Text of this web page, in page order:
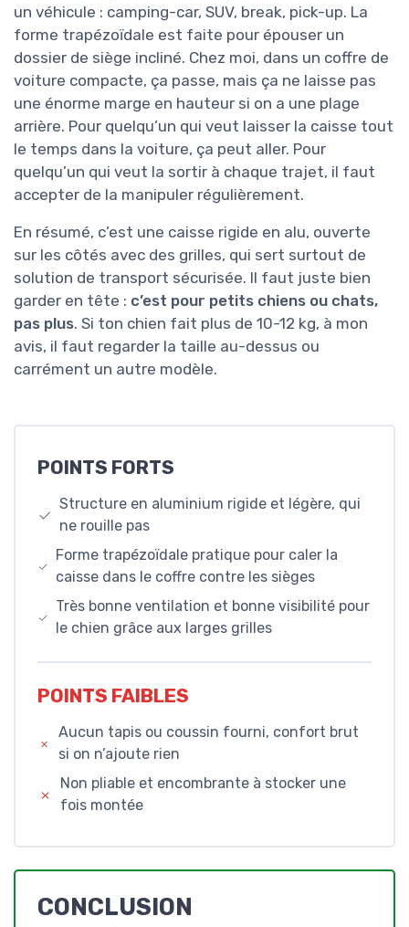
un véhicule : camping-car, SUV, break, pick-up. La
forme trapézoïdale est faite pour épouser un
dossier de siège incliné. Chez moi, dans un coffre de
voiture compacte, ça passe, mais ça ne laisse pas
une énorme marge en hauteur si on a une plage
arrière. Pour quelqu’un qui veut laisser la caisse tout
le temps dans la voiture, ça peut aller. Pour
quelqu’un qui veut la sortir à chaque trajet, il faut
accepter de la manipuler régulièrement.
En résumé, c’est une caisse rigide en alu, ouverte
sur les côtés avec des grilles, qui sert surtout de
solution de transport sécurisée. Il faut juste bien
garder en tête : c’est pour petits chiens ou chats,
pas plus. Si ton chien fait plus de 10-12 kg, à mon
avis, il faut regarder la taille au-dessus ou
carrément un autre modèle.
POINTS FORTS
Structure en aluminium rigide et légère, qui
ne rouille pas
Forme trapézoïdale pratique pour caler la
caisse dans le coffre contre les sièges
Très bonne ventilation et bonne visibilité pour
le chien grâce aux larges grilles
POINTS FAIBLES
Aucun tapis ou coussin fourni, confort brut
si on n’ajoute rien
Non pliable et encombrante à stocker une
fois montée
CONCLUSION